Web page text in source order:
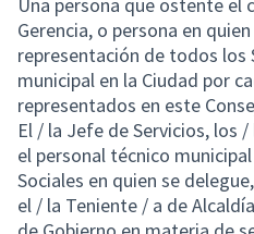
Gerencia, o persona en
representación de todos los
municipal en la Ciudad por
representados en este
El / la Jefe de Servicios, los
el personal técnico
Sociales en quien se
el / la Teniente / a de